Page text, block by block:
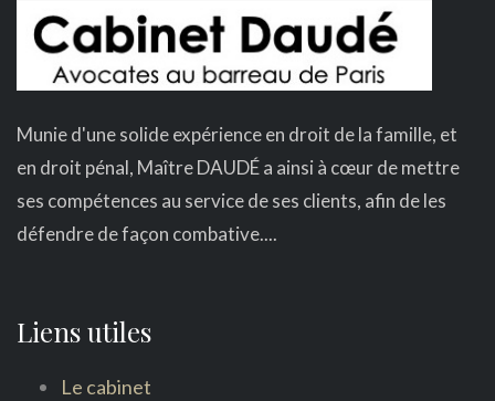
Munie d'une solide expérience en droit de la famille, et
en droit pénal, Maître DAUDÉ a ainsi à cœur de mettre
ses compétences au service de ses clients, afin de les
défendre de façon combative....
Liens utiles
Le cabinet